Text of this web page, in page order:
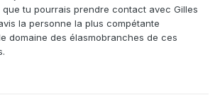
que tu pourrais prendre contact avec Gilles
la personne la plus compétante
domaine des élasmobranches de ces